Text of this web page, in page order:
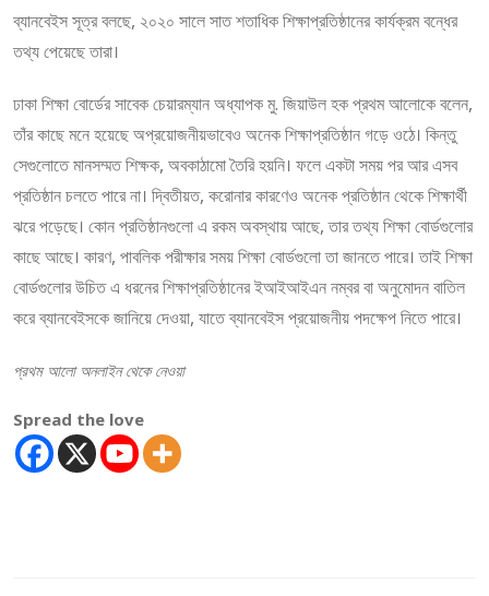
ব্যানবেইস সূত্র বলছে, ২০২০ সালে সাত শতাধিক শিক্ষাপ্রতিষ্ঠানের কার্যক্রম বন্ধের
তথ্য পেয়েছে তারা।
ঢাকা শিক্ষা বোর্ডের সাবেক চেয়ারম্যান অধ্যাপক মু. জিয়াউল হক প্রথম আলোকে বলেন,
তাঁর কাছে মনে হয়েছে অপ্রয়োজনীয়ভাবেও অনেক শিক্ষাপ্রতিষ্ঠান গড়ে ওঠে। কিন্তু
সেগুলোতে মানসম্মত শিক্ষক, অবকাঠামো তৈরি হয়নি। ফলে একটা সময় পর আর এসব
প্রতিষ্ঠান চলতে পারে না। দ্বিতীয়ত, করোনার কারণেও অনেক প্রতিষ্ঠান থেকে শিক্ষার্থী
ঝরে পড়েছে। কোন প্রতিষ্ঠানগুলো এ রকম অবস্থায় আছে, তার তথ্য শিক্ষা বোর্ডগুলোর
কাছে আছে। কারণ, পাবলিক পরীক্ষার সময় শিক্ষা বোর্ডগুলো তা জানতে পারে। তাই শিক্ষা
বোর্ডগুলোর উচিত এ ধরনের শিক্ষাপ্রতিষ্ঠানের ইআইআইএন নম্বর বা অনুমোদন বাতিল
করে ব্যানবেইসকে জানিয়ে দেওয়া, যাতে ব্যানবেইস প্রয়োজনীয় পদক্ষেপ নিতে পারে।
প্রথম আলো অনলাইন থেকে নেওয়া
Spread the love